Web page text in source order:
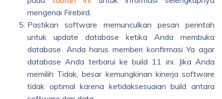
mengenai Firebird.
Pastikan software memunculkan pesan perintah
untuk update database ketika Anda membuka
database. Anda harus memberi konfirmasi Ya agar
database Anda terbarui ke build 11 ini. Jika Anda
memilih Tidak, besar kemungkinan kinerja software
tidak optimal karena ketidaksesuaian build antara